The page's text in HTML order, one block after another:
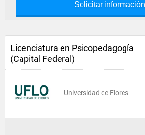
Solicitar información
Licenciatura en Psicopedagogía
(Capital Federal)
Universidad de Flores